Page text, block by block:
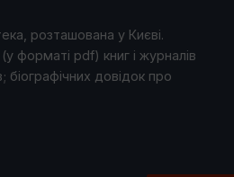
розташована у Києві.
форматі pdf) книг і журналів
біографічних довідок про